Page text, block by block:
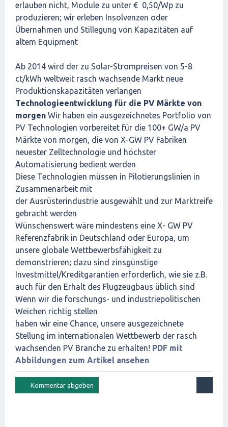
erlauben nicht, Module zu unter € 0,50/Wp zu
produzieren; wir erleben Insolvenzen oder
Übernahmen und Stillegung von Kapazitäten auf
altem Equipment
Ab 2014 wird der zu Solar-Strompreisen von 5-8
ct/kWh weltweit rasch wachsende Markt neue
Produktionskapazitäten verlangen
Technologieentwicklung für die PV Märkte von
morgen Wir haben ein ausgezeichnetes Portfolio von
PV Technologien vorbereitet für die 100+ GW/a PV
Märkte von morgen, die von X-GW PV Fabriken
neuester Zelltechnologie und höchster
Automatisierung bedient werden
Diese Technologien müssen in Pilotierungslinien in
Zusammenarbeit mit
der Ausrüsterindustrie ausgewählt und zur Marktreife
gebracht werden
Wünschenswert wäre mindestens eine X- GW PV
Referenzfabrik in Deutschland oder Europa, um
unsere globale Wettbewerbsfähigkeit zu
demonstrieren; dazu sind zinsgünstige
Investmittel/Kreditgarantien erforderlich, wie sie z.B.
auch für den Erhalt des Flugzeugbaus üblich sind
Wenn wir die forschungs- und industriepolitischen
Weichen richtig stellen
haben wir eine Chance, unsere ausgezeichnete
Stellung im internationalen Wettbewerb der rasch
wachsenden PV Branche zu erhalten! PDF mit
Abbildungen zum Artikel ansehen